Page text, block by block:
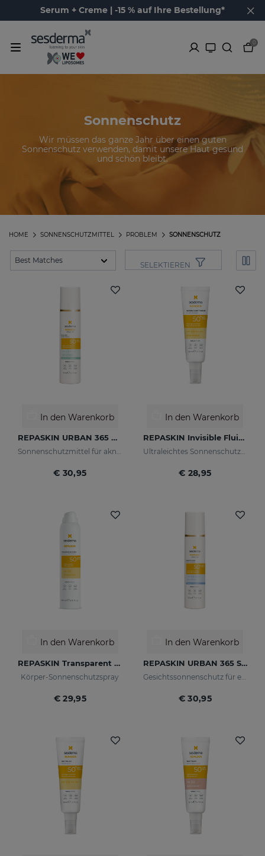
Serum + Creme | -15 % auf Ihre Bestellung*
0
Sonnenschutz
Wir müssen das ganze Jahr über einen guten
Sonnenschutz verwenden, damit unsere Haut gesund
und schön bleibt.
SONNENSCHUTZ
PROBLEM
SONNENSCHUTZMITTEL
HOME
SELEKTIEREN
In den Warenkorb
REPASKIN URBAN 365 Oily Skin LSF50
Sonnenschutzmittel für akneanfällige Haut
€ 30,95
In den Warenkorb
REPASKIN Invisible Fluid LSF50+
Ultraleichtes Sonnenschutzmittel für das Gesicht
€ 28,95
In den Warenkorb
REPASKIN Transparent Spray LSF50
Körper-Sonnenschutzspray
€ 29,95
In den Warenkorb
REPASKIN URBAN 365 Sensitive LSF50+
Gesichtssonnenschutz für empfindliche Haut
€ 30,95